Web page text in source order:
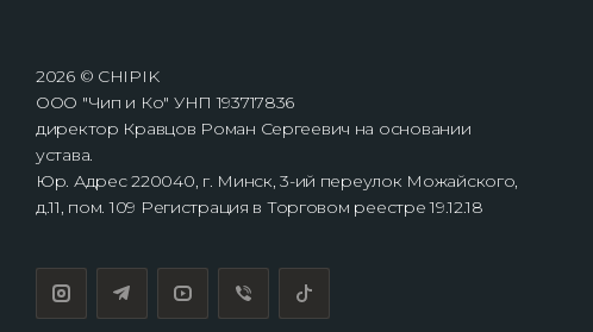
2026 © CHIPIK
ООО "Чип и Ко" УНП 193717836
директор Кравцов Роман Сергеевич на основании
устава.
Юр. Адрес 220040, г. Минск, 3-ий переулок Можайского,
д.11, пом. 109 Регистрация в Торговом реестре 19.12.18